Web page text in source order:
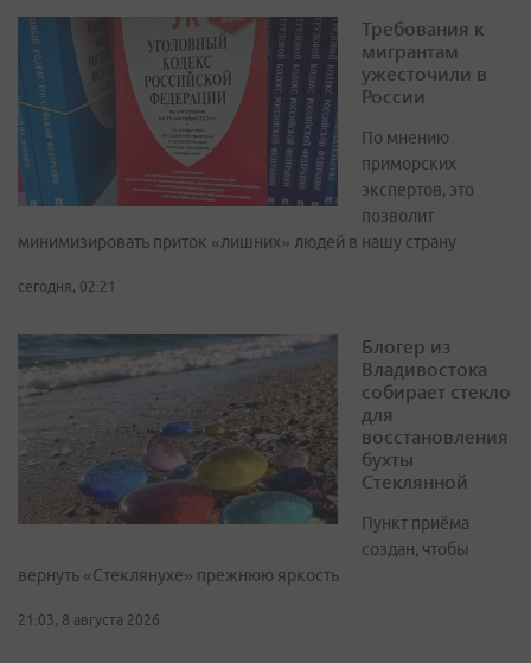
Требования к
мигрантам
ужесточили в
России
По мнению
приморских
экспертов, это
позволит
минимизировать приток «лишних» людей в нашу страну
сегодня, 02:21
Блогер из
Владивостока
собирает стекло
для
восстановления
бухты
Стеклянной
Пункт приёма
создан, чтобы
вернуть «Стеклянухе» прежнюю яркость
21:03, 8 августа 2026